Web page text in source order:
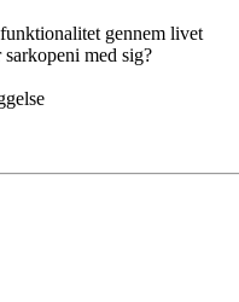
gennem livet
med sig?